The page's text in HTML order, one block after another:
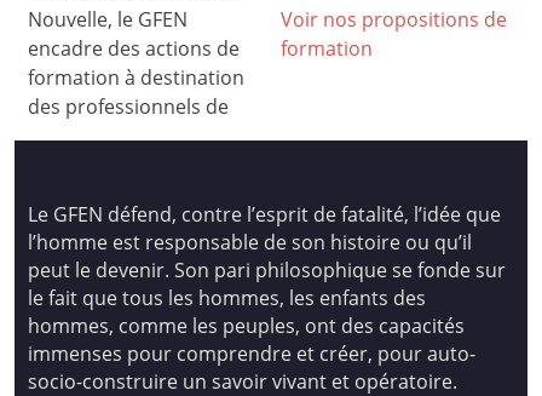
Nouvelle, le GFEN
encadre des actions de
formation à destination
des professionnels de
Voir nos propositions de
formation
Le GFEN défend, contre l’esprit de fatalité, l’idée que
l’homme est responsable de son histoire ou qu’il
peut le devenir. Son pari philosophique se fonde sur
le fait que tous les hommes, les enfants des
hommes, comme les peuples, ont des capacités
immenses pour comprendre et créer, pour auto-
socio-construire un savoir vivant et opératoire.